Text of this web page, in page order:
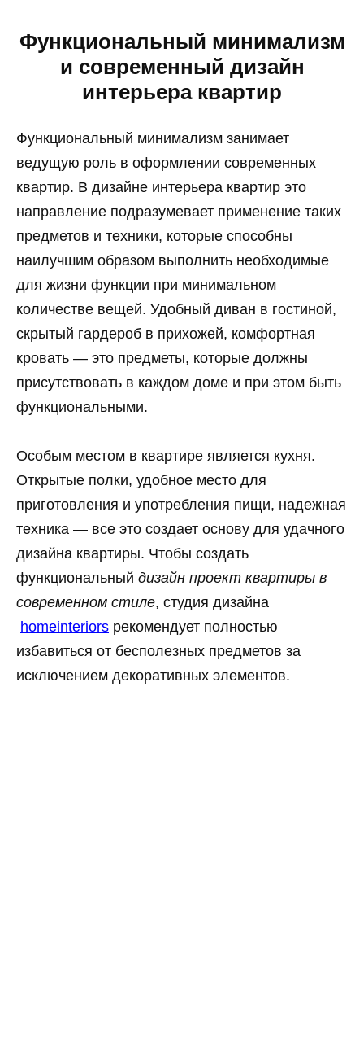
Функциональный минимализм
и современный дизайн
интерьера квартир
Функциональный минимализм занимает
ведущую роль в оформлении современных
квартир. В дизайне интерьера квартир это
направление подразумевает применение таких
предметов и техники, которые способны
наилучшим образом выполнить необходимые
для жизни функции при минимальном
количестве вещей. Удобный диван в гостиной,
скрытый гардероб в прихожей, комфортная
кровать — это предметы, которые должны
присутствовать в каждом доме и при этом быть
функциональными.
Особым местом в квартире является кухня.
Открытые полки, удобное место для
приготовления и употребления пищи, надежная
техника — все это создает основу для удачного
дизайна квартиры. Чтобы создать
функциональный дизайн проект квартиры в
современном стиле, студия дизайна
homeinteriors рекомендует полностью
избавиться от бесполезных предметов за
исключением декоративных элементов.